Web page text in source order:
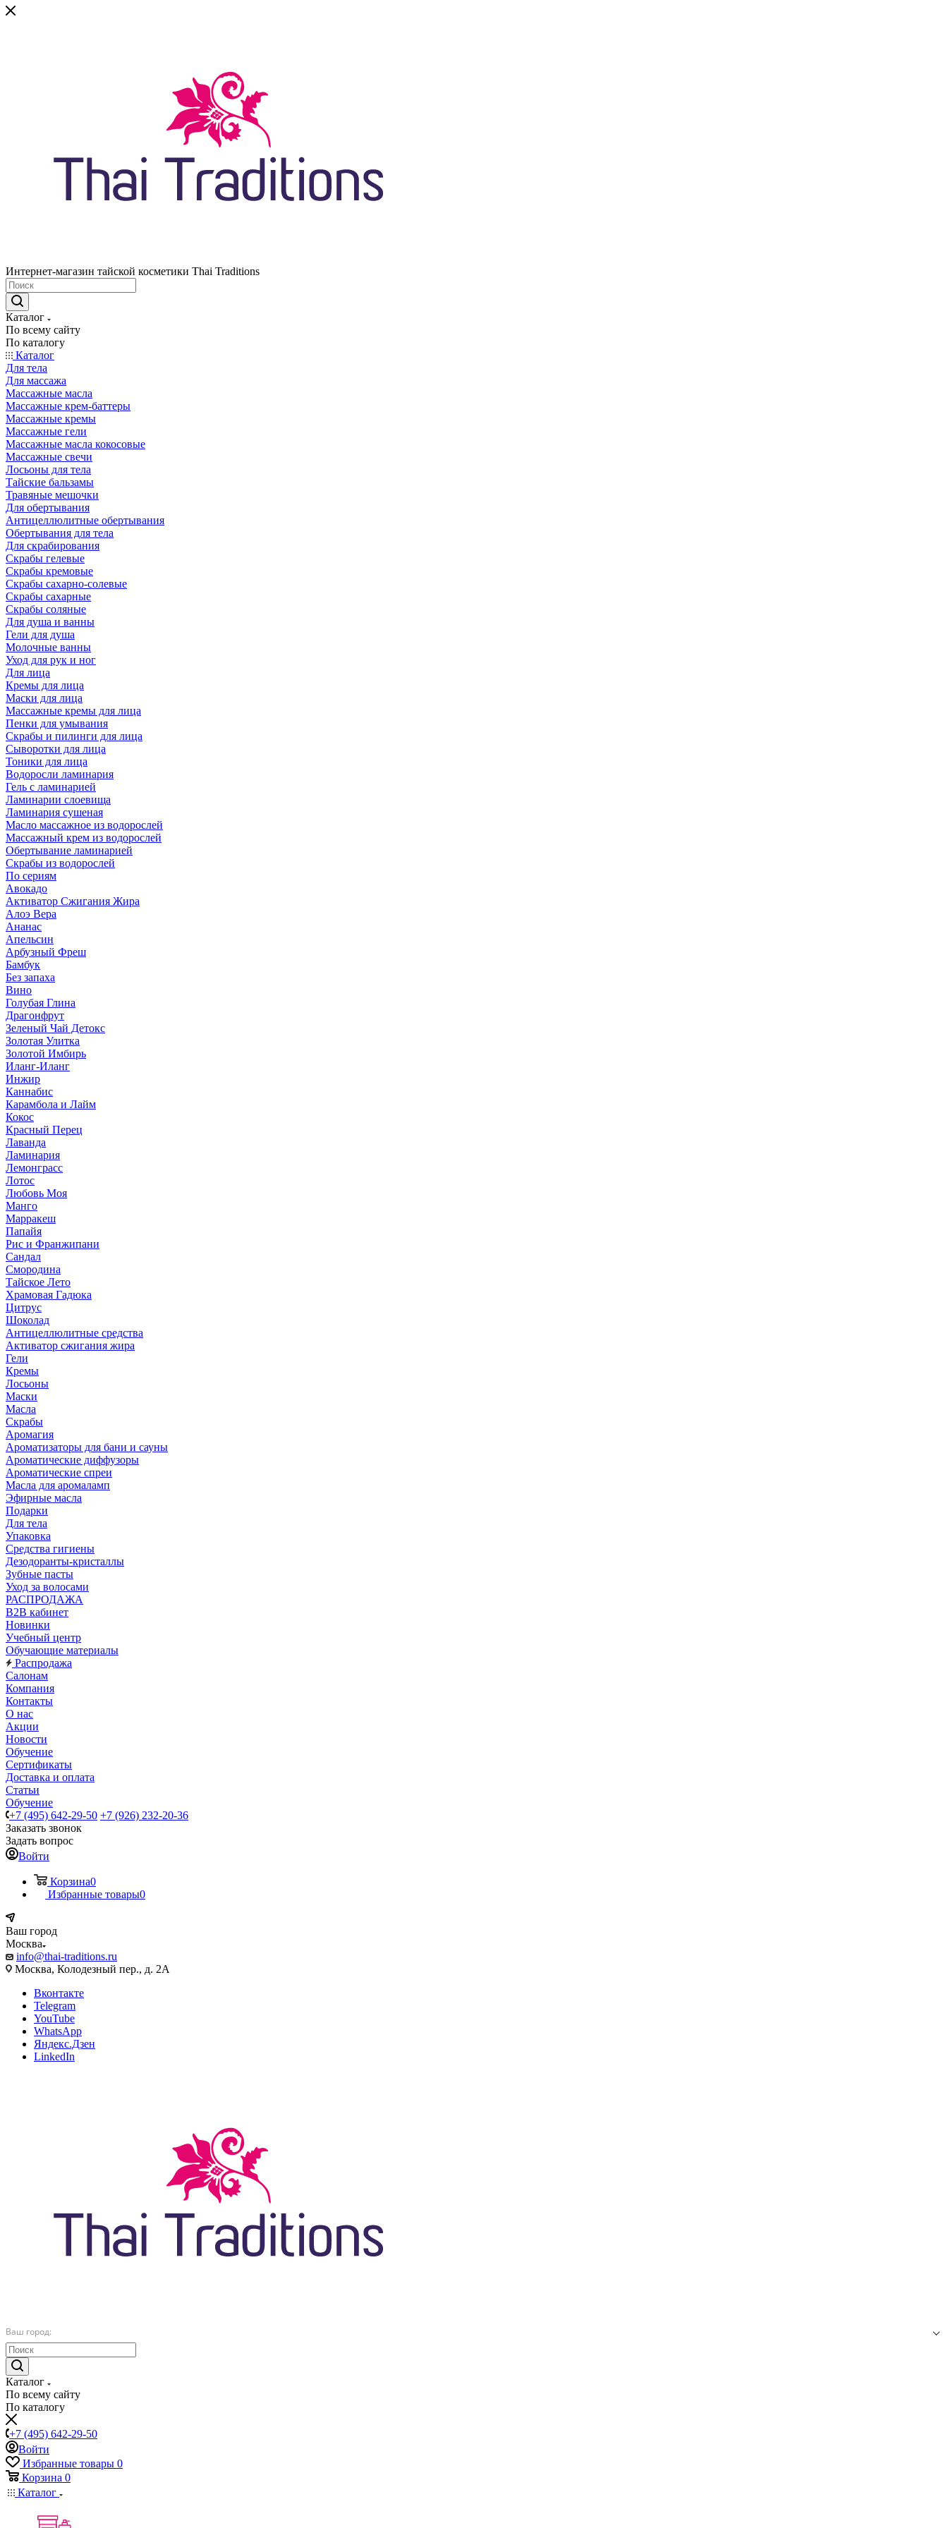
Интернет-магазин тайской косметики Thai Traditions
Каталог
По всему сайту
По каталогу
Каталог
Для тела
Для массажа
Массажные масла
Массажные крем-баттеры
Массажные кремы
Массажные гели
Массажные масла кокосовые
Массажные свечи
Лосьоны для тела
Тайские бальзамы
Травяные мешочки
Для обертывания
Антицеллюлитные обертывания
Обертывания для тела
Для скрабирования
Скрабы гелевые
Скрабы кремовые
Скрабы сахарно-солевые
Скрабы сахарные
Скрабы соляные
Для душа и ванны
Гели для душа
Молочные ванны
Уход для рук и ног
Для лица
Кремы для лица
Маски для лица
Массажные кремы для лица
Пенки для умывания
Скрабы и пилинги для лица
Сыворотки для лица
Тоники для лица
Водоросли ламинария
Гель с ламинарией
Ламинарии слоевища
Ламинария сушеная
Масло массажное из водорослей
Массажный крем из водорослей
Обертывание ламинарией
Скрабы из водорослей
По сериям
Авокадо
Активатор Сжигания Жира
Алоэ Вера
Ананас
Апельсин
Арбузный Фреш
Бамбук
Без запаха
Вино
Голубая Глина
Драгонфрут
Зеленый Чай Детокс
Золотая Улитка
Золотой Имбирь
Иланг-Иланг
Инжир
Каннабис
Карамбола и Лайм
Кокос
Красный Перец
Лаванда
Ламинария
Лемонграсс
Лотос
Любовь Моя
Манго
Марракеш
Папайя
Рис и Франжипани
Сандал
Смородина
Тайское Лето
Храмовая Гадюка
Цитрус
Шоколад
Антицеллюлитные средства
Активатор сжигания жира
Гели
Кремы
Лосьоны
Маски
Масла
Скрабы
Аромагия
Ароматизаторы для бани и сауны
Ароматические диффузоры
Ароматические спреи
Масла для аромаламп
Эфирные масла
Подарки
Для тела
Упаковка
Средства гигиены
Дезодоранты-кристаллы
Зубные пасты
Уход за волосами
РАСПРОДАЖА
B2B кабинет
Новинки
Учебный центр
Обучающие материалы
Распродажа
Салонам
Компания
Контакты
О нас
Акции
Новости
Обучение
Сертификаты
Доставка и оплата
Статьи
Обучение
+7 (495) 642-29-50 +7 (926) 232-20-36
Заказать звонок
Задать вопрос
Войти
Корзина0
Избранные товары0
Ваш город
Москва
info@thai-traditions.ru
Москва, Колодезный пер., д. 2А
Вконтакте
Telegram
YouTube
WhatsApp
Яндекс.Дзен
LinkedIn
Ваш город:
Каталог
По всему сайту
По каталогу
+7 (495) 642-29-50
Войти
Избранные товары 0
Корзина 0
Каталог